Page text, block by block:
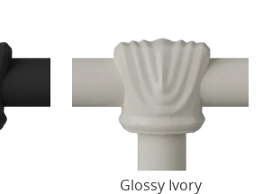
Glossy Ivory